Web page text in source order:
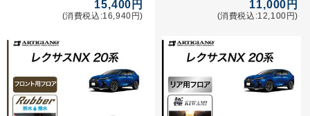
15,400円
(消費税込:16,940円)
11,000円
(消費税込:12,100円)